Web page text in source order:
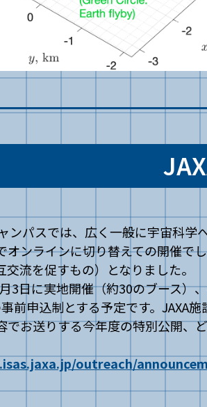
ンパスでは、広く一般に宇宙科
オンラインに切り替えての開催で
交流を促すもの）となりました。
3日に実地開催（約30のブース）
前申込制とする予定です。JAXA
でお送りする今年度の特別公開、
outreach/